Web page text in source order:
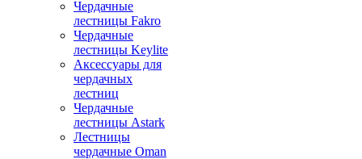
Чердачные
лестницы Fakro
Чердачные
лестницы Keylite
Аксессуары для
чердачных
лестниц
Чердачные
лестницы Astark
Лестницы
чердачные Oman